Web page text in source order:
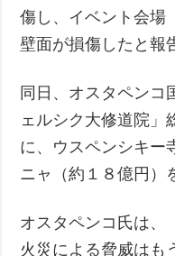
傷し、イベント会場
壁面が損傷したと報
同日、オスタペンコ
ェルシク大修道院」
に、ウスペンシキー
ニャ（約１８億円）
オスタペンコ氏は、
火災による脅威はも